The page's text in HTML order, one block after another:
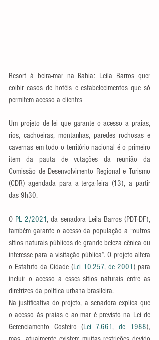
Resort à beira-mar na Bahia: Leila Barros quer
coibir casos de hotéis e estabelecimentos que só
permitem acesso a clientes
Um projeto de lei que garante o acesso a praias,
rios, cachoeiras, montanhas, paredes rochosas e
cavernas em todo o território nacional é o primeiro
item da pauta de votações da reunião da
Comissão de Desenvolvimento Regional e Turismo
(CDR) agendada para a terça-feira (13), a partir
das 9h30.
O PL 2/2021, da senadora Leila Barros (PDT-DF),
também garante o acesso da população a “outros
sítios naturais públicos de grande beleza cênica ou
interesse para a visitação pública”. O projeto altera
o Estatuto da Cidade (Lei 10.257, de 2001 ) para
incluir o acesso a esses sítios naturais entre as
diretrizes da política urbana brasileira.
Na justificativa do projeto, a senadora explica que
o acesso às praias e ao mar é previsto na Lei de
Gerenciamento Costeiro (Lei 7.661, de 1988),